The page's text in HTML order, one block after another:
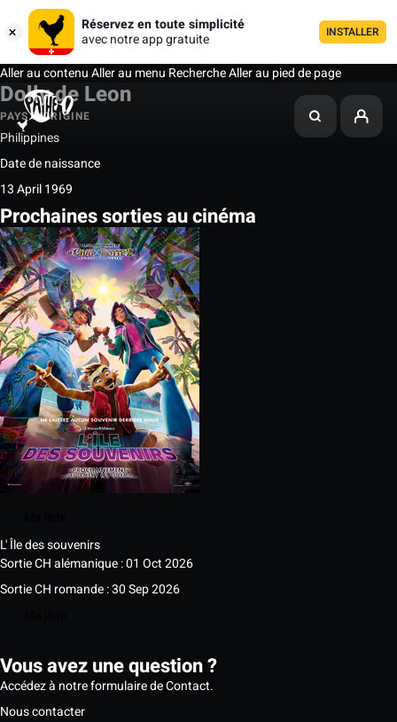
Réservez en toute simplicité
avec notre app gratuite
INSTALLER
Aller au contenuAller au menu RechercheAller au pied de page
Dolly de Leon
PAYS D'ORIGINE
Philippines
Date de naissance
13 April 1969
Prochaines sorties au cinéma
L' Île des souvenirs
Sortie CH alémanique : 01 Oct 2026
Sortie CH romande : 30 Sep 2026
Vous avez une question ?
Accédez à notre formulaire de Contact.
Nous contacter